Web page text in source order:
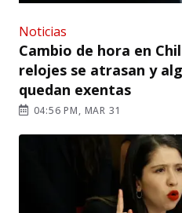
Noticias
Cambio de hora en
relojes se atrasan y
quedan exentas
04:56 PM, MAR 31